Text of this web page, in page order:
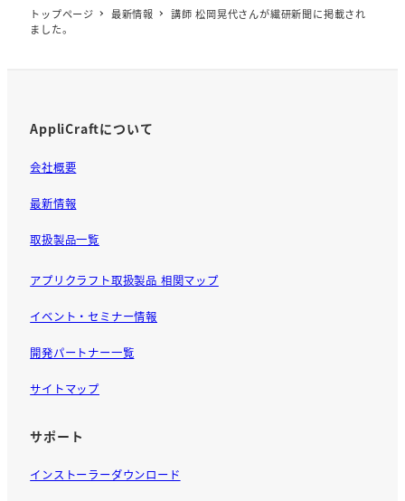
トップページ 最新情報
講師 松岡晃代さんが繊研新聞に掲載され
ました。
AppliCraftについて
会社概要
最新情報
取扱製品一覧
アプリクラフト取扱製品 相関マップ
イベント・セミナー情報
開発パートナー一覧
サイトマップ
サポート
インストーラーダウンロード